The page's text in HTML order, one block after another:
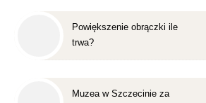
Powiększenie obrączki ile
trwa?
Muzea w Szczecinie za